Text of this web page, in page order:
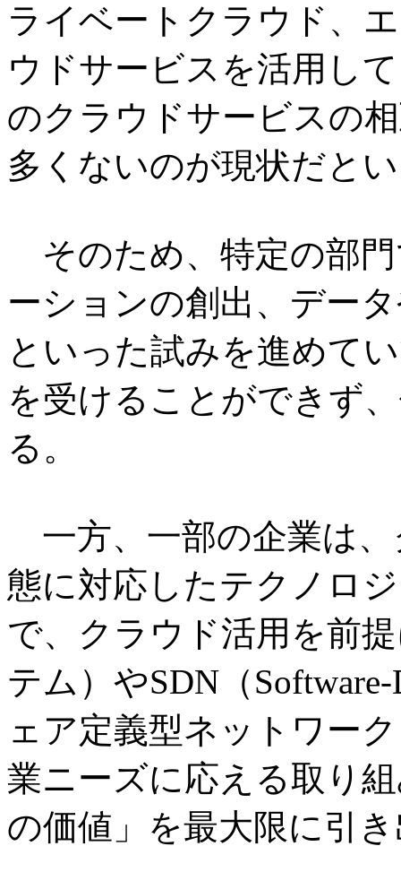
ライベートクラウド、
ウドサービスを活用し
のクラウドサービスの
多くないのが現状だと
そのため、特定の部
ーションの創出、デー
といった試みを進めて
を受けることができず
る。
一方、一部の企業は
態に対応したテクノロ
で、クラウド活用を前
テム）やSDN（
ェア定義型ネットワー
業ニーズに応える取り
の価値」を最大限に引